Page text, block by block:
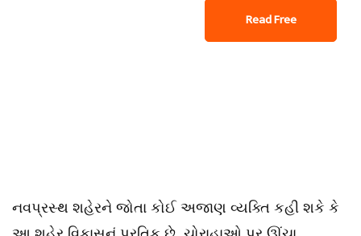
Read Free
નવપ્રસ્થ શહેરને જોતા કોઈ અજાણ વ્યક્તિ કહી શકે કે